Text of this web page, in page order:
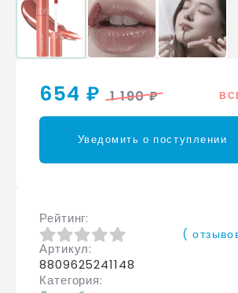
654 ₽ 1 190 ₽
Уведомить о поступлении
Рейтинг
0из 5
(
Артикул
8809625241148
Категория